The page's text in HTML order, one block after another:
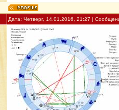
Дата: Четверг, 14.01.2016, 21:27 |